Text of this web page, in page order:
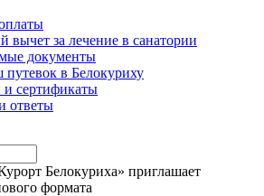
вычет за лечение в санатории
документы
в Белокуриху
сертификаты
ответы
Белокуриха» приглашает
формата